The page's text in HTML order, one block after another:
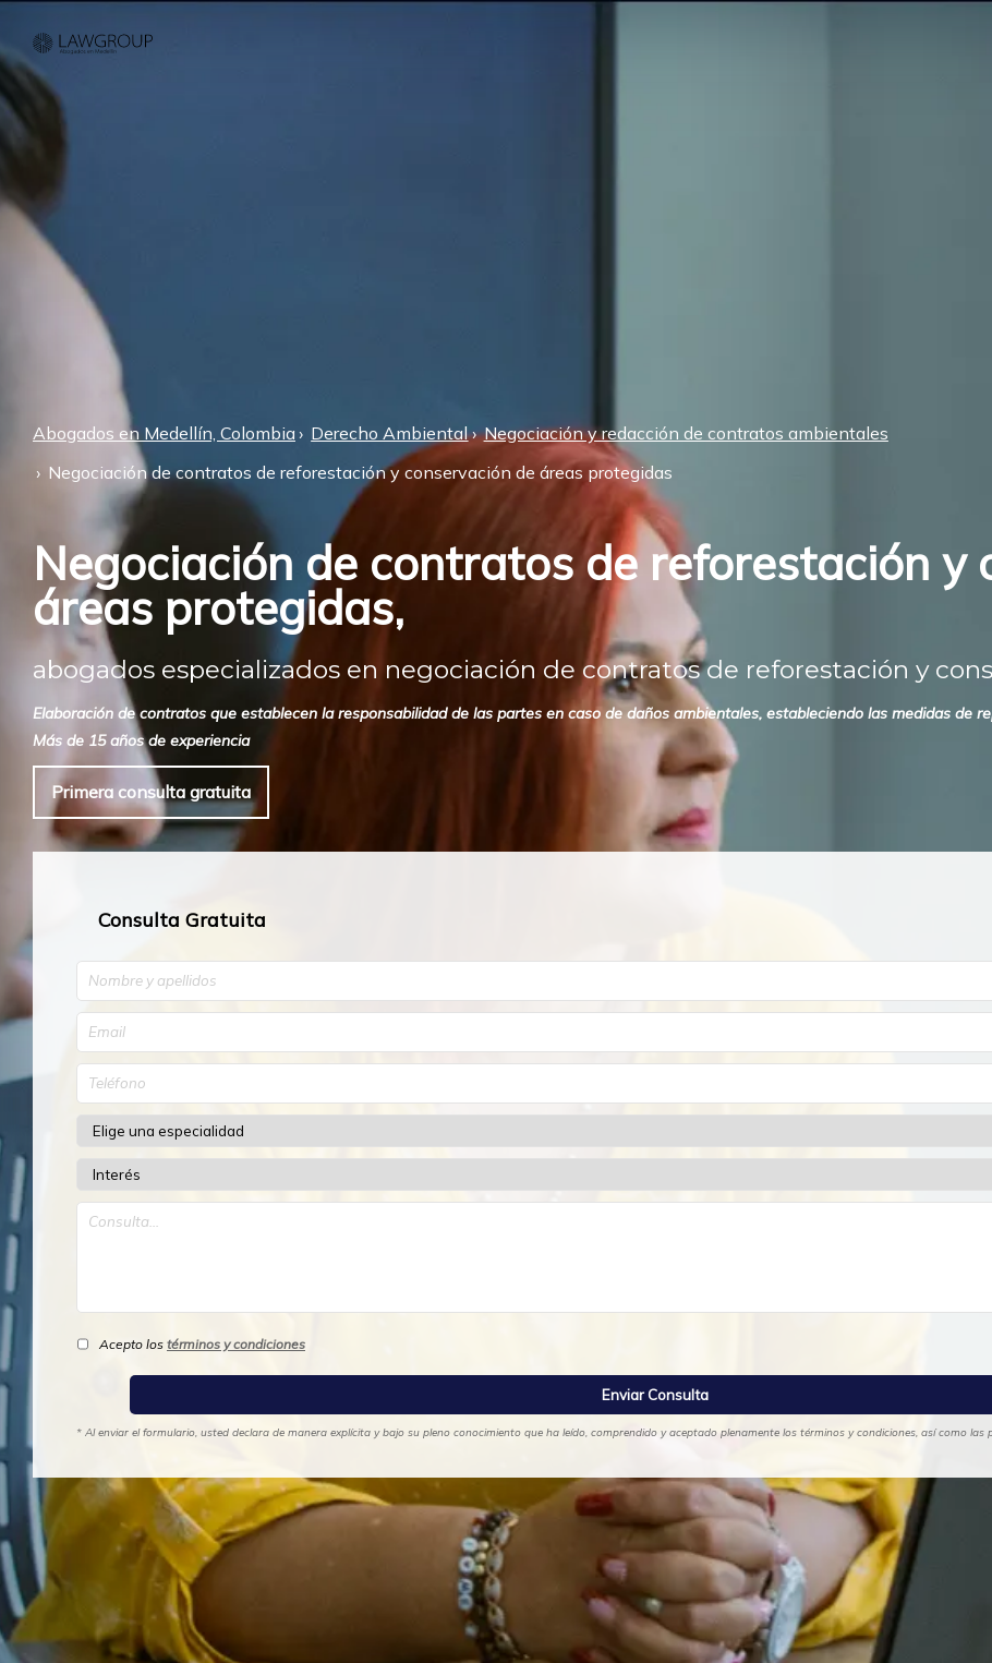
Abogados en Medellín, Colombia Derecho Ambiental
Negociación y redacción de contratos ambientales
Negociación de contratos de reforestación y conservación de áreas protegidas
Negociación de contratos de reforestación y
áreas protegidas,
abogados especializados en negociación de contratos de reforestación y
Elaboración de contratos que establecen la responsabilidad de las partes en caso de daños ambientales, estableciendo las medidas de
Más de 15 años de experiencia
Primera consulta gratuita
Consulta Gratuita
Acepto los términos y condiciones
* Al enviar el formulario, usted declara de manera explícita y bajo su pleno conocimiento que ha leído, comprendido y aceptado plenamente los términos y condiciones, así como